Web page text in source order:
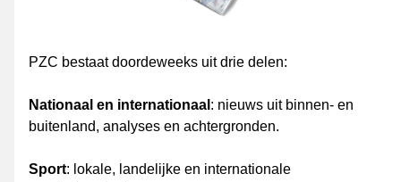
PZC bestaat doordeweeks uit drie delen:
Nationaal en internationaal : nieuws uit binnen- en
buitenland, analyses en achtergronden.
Sport: lokale, landelijke en internationale